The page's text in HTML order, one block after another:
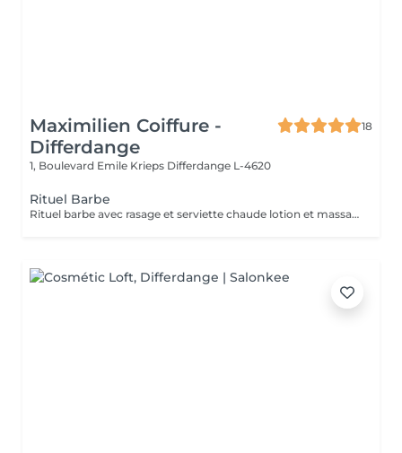
Maximilien Coiffure -
Differdange
18
1, Boulevard Emile Krieps Differdange L-4620
Rituel Barbe
Rituel barbe avec rasage et serviette chaude lotion et massage